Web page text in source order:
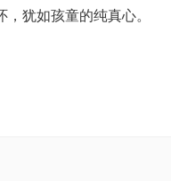
犹如孩童的纯真心。